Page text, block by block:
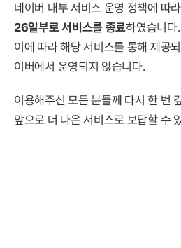
네이버 내부 서비스 운영 정책에 따
26일부로 서비스를 종료하였습니다.
이에 따라 해당 서비스를 통해 제공
이버에서 운영되지 않습니다.
이용해주신 모든 분들께 다시 한 번
앞으로 더 나은 서비스로 보답할 수